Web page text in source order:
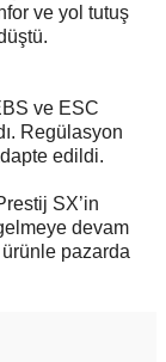
ve yol tutuş
ve ESC
Regülasyon
edildi.
SX’in
devam
pazarda